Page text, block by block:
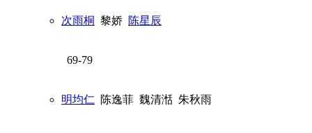
次雨桐 黎娇 陈星辰
69-79
明均仁 陈逸菲 魏清湉 朱秋雨